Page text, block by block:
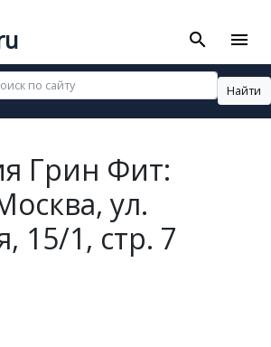
search menu
Найти
Грин Фит:
ул.
15/1, стр. 7